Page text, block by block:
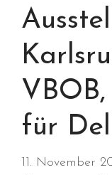
für
11. November